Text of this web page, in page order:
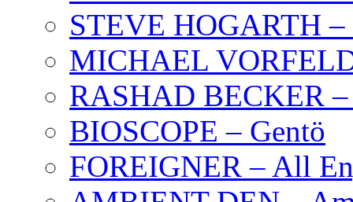
STEVE HOGARTH –
MICHAEL
RASHAD BECKER
BIOSCOPE – Gentö
FOREIGNER – All